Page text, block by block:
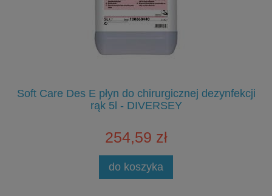
Soft Care Des E płyn do chirurgicznej dezynfekcji
rąk 5l - DIVERSEY
254,59 zł
do koszyka